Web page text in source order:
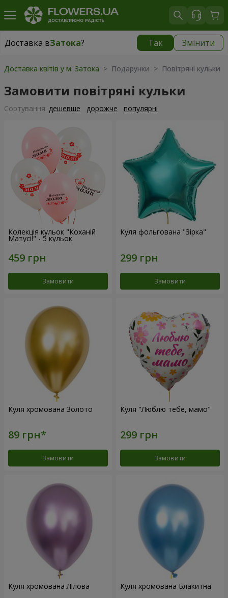
Доставка вЗатока? Так Змінити
Доставка вЗатока|
Доставка квітів у м. Затока > Подарунки > Повітряні кульки
Замовити повітряні кульки
Сортування: дешевше дорожче популярні
Колекція кульок "Коханій
Матусі!" - 5 кульок
Замовити
Куля фольгована "Зірка"
Замовити
Куля хромована Золото
Замовити
Куля "Люблю тебе, мамо"
Замовити
Куля хромована Лілова Куля хромована Блакитна